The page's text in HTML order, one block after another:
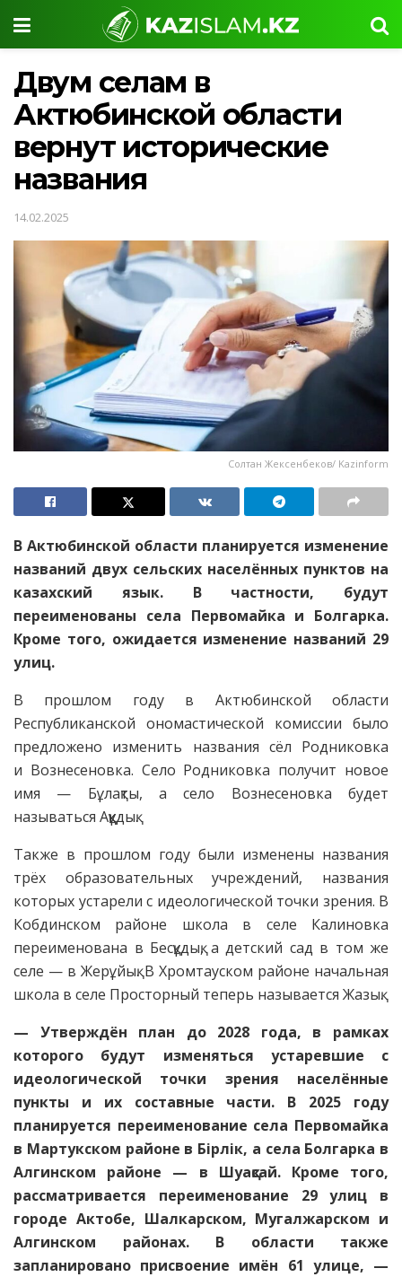
Двум селам в
Актюбинской области
вернут исторические
названия
14.02.2025
Солтан Жексенбеков/ Kazinform
В Актюбинской области планируется изменение
названий двух сельских населённых пунктов на
казахский язык. В частности, будут
переименованы села Первомайка и Болгарка.
Кроме того, ожидается изменение названий 29
улиц.
В прошлом году в Актюбинской области
Республиканской ономастической комиссии было
предложено изменить названия сёл Родниковка
и Вознесеновка. Село Родниковка получит новое
имя — Бұлақты, а село Вознесеновка будет
называться Аққұдық.
Также в прошлом году были изменены названия
трёх образовательных учреждений, названия
которых устарели с идеологической точки зрения. В
Кобдинском районе школа в селе Калиновка
переименована в Бесқұдық, а детский сад в том же
селе — в Жерұйық. В Хромтауском районе начальная
школа в селе Просторный теперь называется Жазық.
— Утверждён план до 2028 года, в рамках
которого будут изменяться устаревшие с
идеологической точки зрения населённые
пункты и их составные части. В 2025 году
планируется переименование села Первомайка
в Мартукском районе в Бірлік, а села Болгарка в
Алгинском районе — в Шуақсай. Кроме того,
рассматривается переименование 29 улиц в
городе Актобе, Шалкарском, Мугалжарском и
Алгинском районах. В области также
запланировано присвоение имён 61 улице, —